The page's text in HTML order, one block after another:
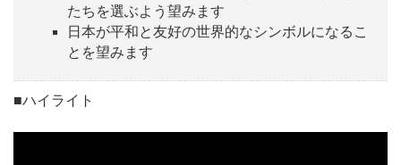
たちを選ぶよう望みます
日本が平和と友好の世界的なシンボルになるこ
とを望みます
■ハイライト